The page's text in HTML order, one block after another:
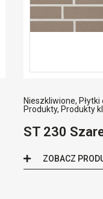
Nieszkliwione,
Produkty, Produkty
ST 230
ZOBACZ